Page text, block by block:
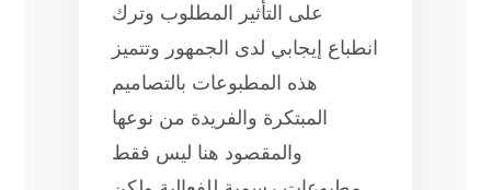
على التأثير المطلوب وترك
انطباع إيجابي لدى الجمهور وتتميز
هذه المطبوعات بالتصاميم
المبتكرة والفريدة من نوعها
والمقصود هنا ليس فقط